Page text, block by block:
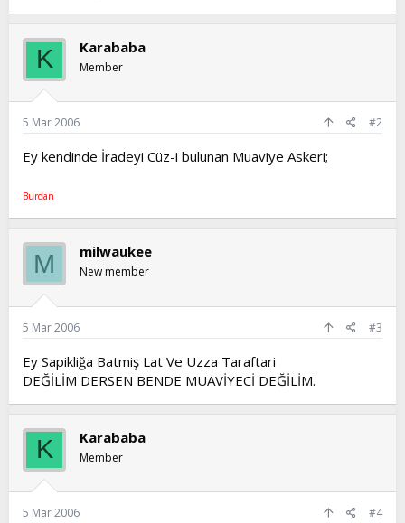
K Karababa
Member
5 Mar 2006 #2
Ey kendinde İradeyi Cüz-i bulunan Muaviye Askeri;
Burdan
M milwaukee
New member
5 Mar 2006 #3
Ey Sapikliğa Batmiş Lat Ve Uzza Taraftari
DEĞİLİM DERSEN BENDE MUAVİYECİ DEĞİLİM.
K Karababa
Member
5 Mar 2006 #4